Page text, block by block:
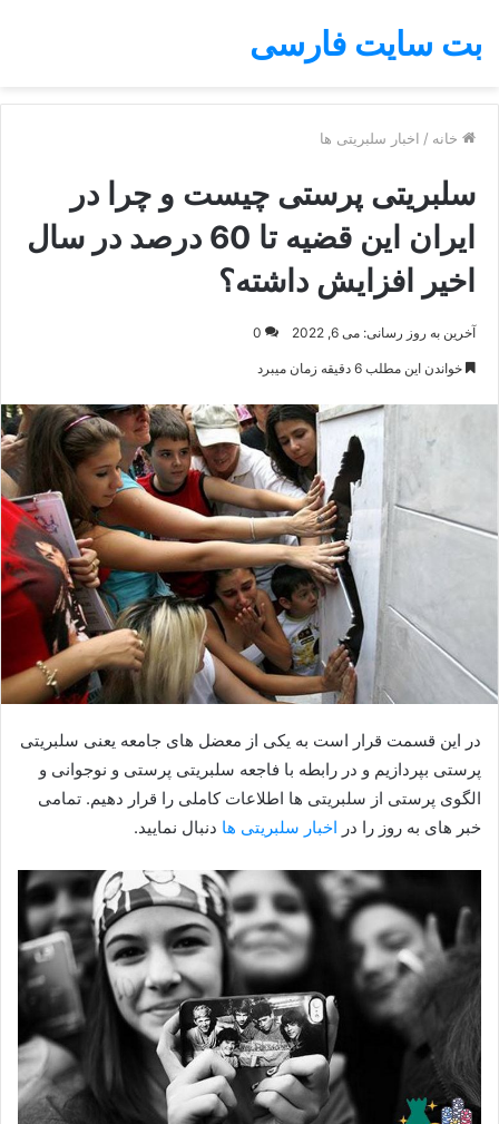
بت سایت فارسی
خانه / اخبار سلبریتی ها
سلبریتی پرستی چیست و چرا در
ایران این قضیه تا 60 درصد در سال
اخیر افزایش داشته؟
آخرین به روز رسانی: می 6, 2022 0
خواندن این مطلب 6 دقیقه زمان میبرد
در این قسمت قرار است به یکی از معضل های جامعه یعنی سلبریتی
پرستی بپردازیم و در رابطه با فاجعه سلبریتی پرستی و نوجوانی و
الگوی پرستی از سلبریتی ها اطلاعات کاملی را قرار دهیم. تمامی
خبر های به روز را در اخبار سلبریتی ها دنبال نمایید.